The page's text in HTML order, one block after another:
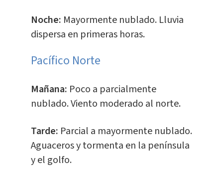
Noche: Mayormente nublado. Lluvia
dispersa en primeras horas.
Pacífico Norte
Mañana: Poco a parcialmente
nublado. Viento moderado al norte.
Tarde: Parcial a mayormente nublado.
Aguaceros y tormenta en la península
y el golfo.